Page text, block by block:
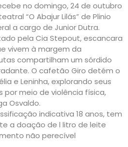
no domingo, 24 de outubro
“O Abajur Lilás” de Plinio
a cargo de Junior Dutra.
pela Cia Stepout, escancara
vivem à margem da
compartilham um sórdido
O cafetão Giro detém o
e Leninha, explorando seus
meio de violência física,
Osvaldo.
indicativa 18 anos, tem
a doação de l litro de leite
não perecível